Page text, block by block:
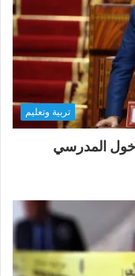
تربية وتعليم
المدرسي